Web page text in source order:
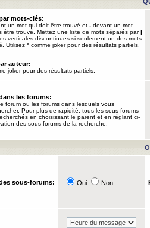
mots-clés:
un mot qui doit être trouvé et - devant un mot
être trouvé. Mettez une liste de mots séparés par|
verticales discontinues si seulement un des mots
Utilisez * comme joker pour des résultats partiels.
auteur:
joker pour des résultats partiels.
les forums:
forum ou les forums dans lesquels vous
Pour plus de rapidité, tous les sous-forums
en choisissant le parent et en réglant ci-
des sous-forums de la recherche.
sous-forums: Oui Non